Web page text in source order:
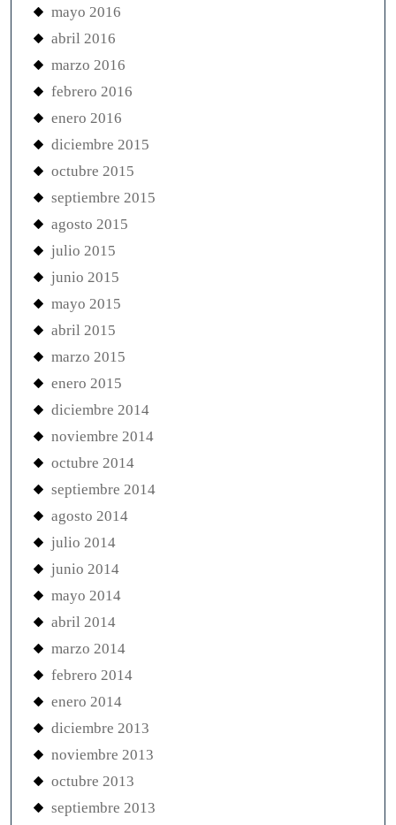
mayo 2016
abril 2016
marzo 2016
febrero 2016
enero 2016
diciembre 2015
octubre 2015
septiembre 2015
agosto 2015
julio 2015
junio 2015
mayo 2015
abril 2015
marzo 2015
enero 2015
diciembre 2014
noviembre 2014
octubre 2014
septiembre 2014
agosto 2014
julio 2014
junio 2014
mayo 2014
abril 2014
marzo 2014
febrero 2014
enero 2014
diciembre 2013
noviembre 2013
octubre 2013
septiembre 2013